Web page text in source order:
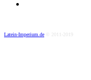
Latein-Imperium.de © 2011-2019